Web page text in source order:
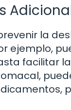
la
ejemplo,
facilitar